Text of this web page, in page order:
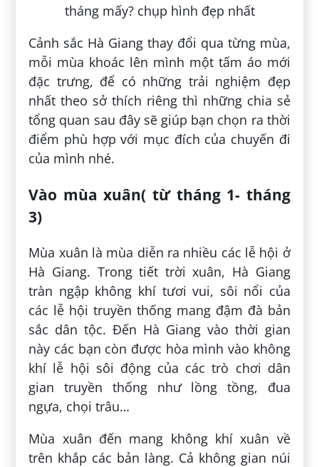
Cảnh sắc Hà Giang thay đổi qua từng mùa,
mỗi mùa khoác lên mình một tấm áo mới
đặc trưng, để có những trải nghiệm đẹp
nhất theo sở thích riêng thì những chia sẻ
tổng quan sau đây sẽ giúp bạn chọn ra thời
điểm phù hợp với mục đích của chuyến đi
của mình nhé.
Vào mùa xuân( từ tháng 1- tháng
3)
Mùa xuân là mùa diễn ra nhiều các lễ hội ở
Hà Giang. Trong tiết trời xuân, Hà Giang
tràn ngập không khí tươi vui, sôi nổi của
các lễ hội truyền thống mang đậm đà bản
sắc dân tộc. Đến Hà Giang vào thời gian
này các bạn còn được hòa mình vào không
khí lễ hội sôi động của các trò chơi dân
gian truyền thống như lồng tồng, đua
ngựa, chọi trâu…
Mùa xuân đến mang không khí xuân về
trên khắp các bản làng. Cả không gian núi